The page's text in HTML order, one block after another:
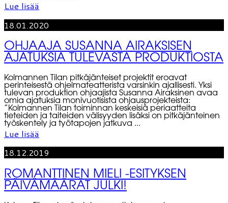
Lue lisää
18.01.2020
OHJAAJA SUSANNA AIRAKSISEN
AJATUKSIA TULEVASTA PRODUKTIOSTA
Kolmannen Tilan pitkäjänteiset projektit eroavat
perinteisestä ohjelmateatterista varsinkin ajallisesti. Yksi
tulevan produktion ohjaajista Susanna Airaksinen avaa
omia ajatuksia monivuotisista ohjausprojekteista:
”Kolmannen Tilan toiminnan keskeisiä periaatteita
tieteiden ja taiteiden välisyyden lisäksi on pitkäjänteinen
työskentely ja työtapojen jatkuva ...
Lue lisää
18.12.2019
ROMANTTINEN MIELI -ESITYKSEN
PÄIVÄMÄÄRÄT JULKI!